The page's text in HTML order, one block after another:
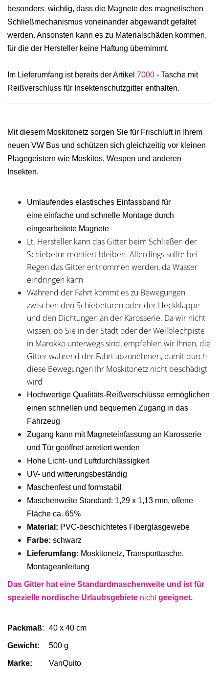
besonders wichtig, dass die Magnete des magnetischen
Schließmechanismus voneinander abgewandt gefaltet
werden. Ansonsten kann es zu Materialschäden kommen,
für die der Hersteller keine Haftung übernimmt.
Im Lieferumfang ist bereits der Artikel 7000 - Tasche mit
Reißverschluss für Insektenschutzgitter enthalten.
Mit diesem Moskitonetz sorgen Sie für Frischluft in Ihrem
neuen VW Bus und schützen sich gleichzeitig vor kleinen
Plagegeistern wie Moskitos, Wespen und anderen
Insekten.
Umlaufendes elastisches Einfassband für
eine einfache und schnelle Montage durch
eingearbeitete Magnete
Lt. Hersteller kann das Gitter beim Schließen der
Schiebetür montiert bleiben. Allerdings sollte bei
Regen das Gitter entnommen werden, da Wasser
eindringen kann
Während der Fahrt kommt es zu Bewegungen
zwischen den Schiebetüren oder der Heckklappe
und den Dichtungen an der Karosserie. Da wir nicht
wissen, ob Sie in der Stadt oder der Wellblechpiste
in Marokko unterwegs sind, empfehlen wir Ihnen, die
Gitter während der Fahrt abzunehmen, damit durch
diese Bewegungen Ihr Moskitonetz nicht beschädigt
wird
Hochwertige Qualitäts-Reißverschlüsse ermöglichen
einen schnellen und bequemen Zugang in das
Fahrzeug
Zugang kann mit Magneteinfassung an Karosserie
und Tür geöffnet arretiert werden
Hohe Licht- und Luftdurchlässigkeit
UV- und witterungsbeständig
Maschenfest und formstabil
Maschenweite Standard: 1,29 x 1,13 mm, offene
Fläche ca. 65%
Material: PVC-beschichtetes Fiberglasgewebe
Farbe: schwarz
Lieferumfang: Moskitonetz, Transporttasche,
Montageanleitung
Das Gitter hat eine Standardmaschenweite und ist für
spezielle nordische Urlaubsgebiete nichtgeeignet.
Packmaß: 40 x 40 cm
Gewicht: 500 g
Marke: VanQuito